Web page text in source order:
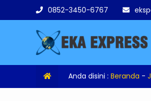
0852-3450-6767
Anda disini : Beranda -